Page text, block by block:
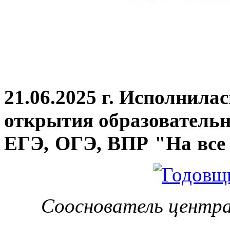
21.06.2025 г.
открытия
ЕГЭ, ОГЭ, ВПР "На все
Сооснователь